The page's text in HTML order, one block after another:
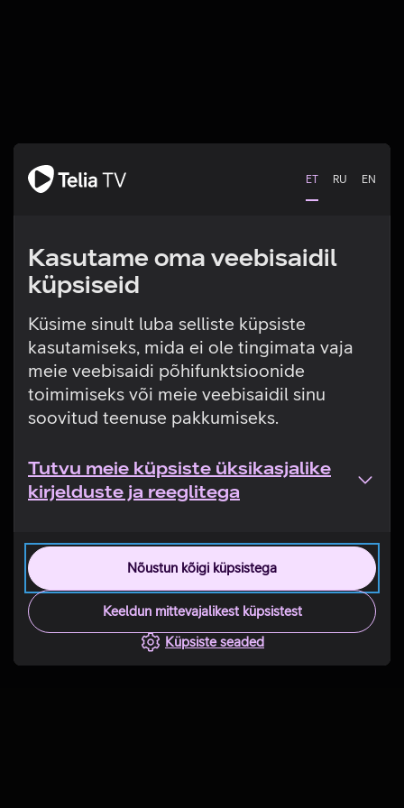
ET RU EN
Kasutame oma veebisaidil
küpsiseid
Küsime sinult luba selliste küpsiste
kasutamiseks, mida ei ole tingimata vaja
meie veebisaidi põhifunktsioonide
toimimiseks või meie veebisaidil sinu
soovitud teenuse pakkumiseks.
Tutvu meie küpsiste üksikasjalike
kirjelduste ja reeglitega
Nõustun kõigi küpsistega
Keeldun mittevajalikest küpsistest
Küpsiste seaded
Tehniline viga